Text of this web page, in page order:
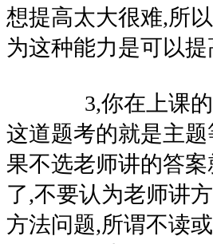
想提高太大很难,所
为这种能力是可以提
3,你在上课的会
这道题考的就是主
果不选老师讲的答
了,不要认为老师讲
方法问题,所谓不读